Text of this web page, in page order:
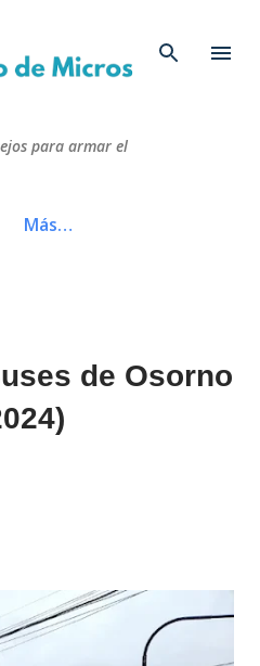
para armar el
Más…
de Osorno